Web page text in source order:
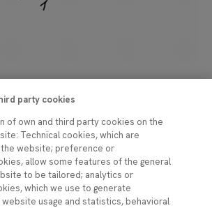
y compromiso entre ciencia,
pública. Lo hacemos a través del
abierta, la ciencia para las
la comunicación social de la ciencia
su dimensión global, en estrecha
la comunidad científica y otros
party cookies
of own and third party cookies on the
Technical cookies, which are
website; preference or
allow some features of the general
to be tailored; analytics or
which we use to generate
website usage and statistics, behavioral